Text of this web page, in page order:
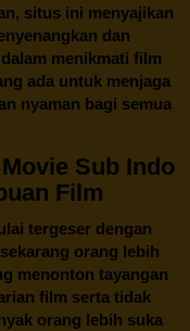
situs ini menyajikan
dan
menikmati film
ada untuk menjaga
nyaman bagi semua
Sub Indo
Film
tergeser dengan
orang lebih
menonton tayangan
film serta tidak
orang lebih suka